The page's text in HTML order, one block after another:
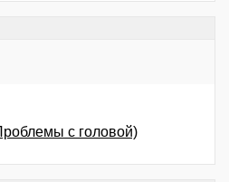
с головой)